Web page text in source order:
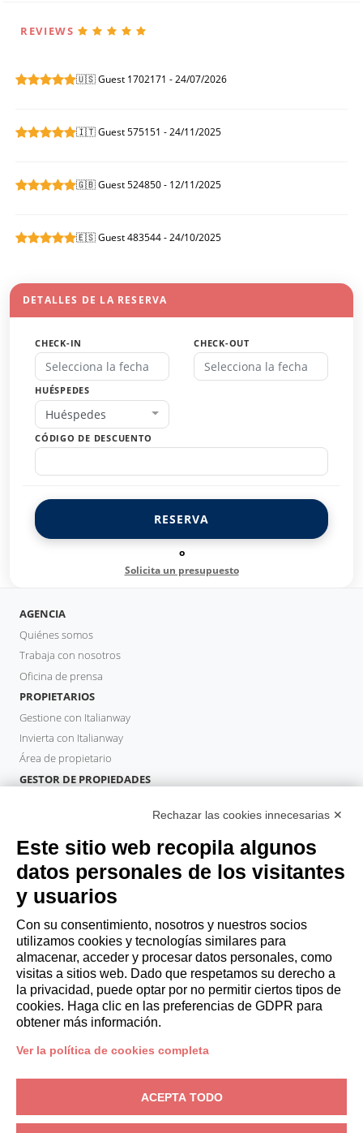
REVIEWS
🇺🇸 Guest 1702171 - 24/07/2026
🇮🇹 Guest 575151 - 24/11/2025
🇬🇧 Guest 524850 - 12/11/2025
🇪🇸 Guest 483544 - 24/10/2025
DETALLES DE LA RESERVA
CHECK-IN CHECK-OUT
HUÉSPEDES
Huéspedes
CÓDIGO DE DESCUENTO
RESERVA
o
Solicita un presupuesto
AGENCIA
Quiénes somos
Trabaja con nosotros
Oficina de prensa
PROPIETARIOS
Gestione con Italianway
Invierta con Italianway
Área de propietario
GESTOR DE PROPIEDADES
HUÉSPEDES
Reserve una estancia
Estancias largas
Experiencias para los Huéspedes
Descuentos para husespedes
Convenios para empresas
booking@italianway.house
+390286882952
N.° de IVA: 08839180968 -PMI Innovativa
Privacidad-Condiciones-Cookies-Whistleblowing
Rechazar las cookies innecesarias ✕
Este sitio web recopila algunos
datos personales de los visitantes
y usuarios
Con su consentimiento, nosotros y nuestros socios
utilizamos cookies y tecnologías similares para
almacenar, acceder y procesar datos personales, como
visitas a sitios web. Dado que respetamos su derecho a
la privacidad, puede optar por no permitir ciertos tipos de
cookies. Haga clic en las preferencias de GDPR para
obtener más información.
Ver la política de cookies completa
ACEPTA TODO